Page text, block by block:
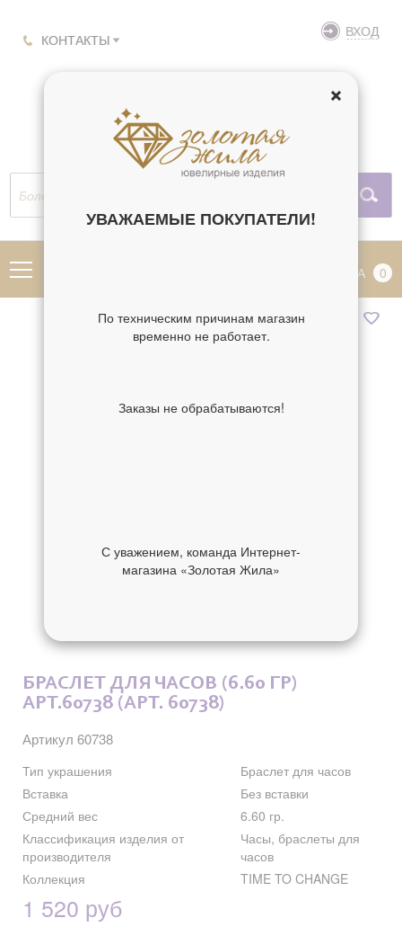
КОНТАКТЫ ВХОД
КОРЗИНА 0
БРАСЛЕТ ДЛЯ ЧАСОВ (6.60 ГР)
АРТ.60738 (АРТ. 60738)
Артикул 60738
Тип украшения
Браслет для часов
Вставка
Без вставки
Средний вес
6.60 гр.
Классификация изделия от
производителя
Часы, браслеты для
часов
Коллекция
TIME TO CHANGE
1 520 руб
УВАЖАЕМЫЕ ПОКУПАТЕЛИ!
По техническим причинам магазин
временно не работает.
Заказы не обрабатываются!
С уважением, команда Интернет-
магазина «Золотая Жила»